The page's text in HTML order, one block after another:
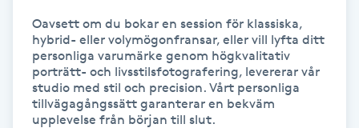
Katun fransar
Kemisk peeling
Oavsett om du bokar en session för klassiska,
hybrid- eller volymögonfransar, eller vill lyfta ditt
personliga varumärke genom högkvalitativ
porträtt- och livsstilsfotografering, levererar vår
studio med stil och precision. Vårt personliga
tillvägagångssätt garanterar en bekväm
upplevelse från början till slut.